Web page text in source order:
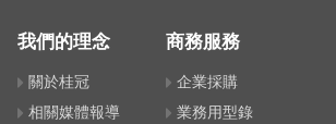
我們的理念
關於桂冠
相關媒體報導
商務服務
企業採購
業務用型錄